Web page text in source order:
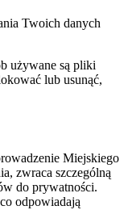
Twoich danych
używane są pliki
lub usunąć,
Miejskiego
zwraca szczególną
do prywatności.
odpowiadają